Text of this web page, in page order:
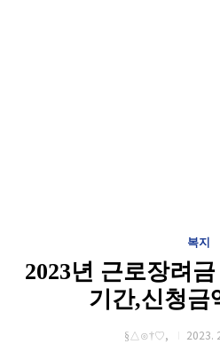
복지
2023년 근로장려
기간,신청금
§△⊙†♡, 2023.